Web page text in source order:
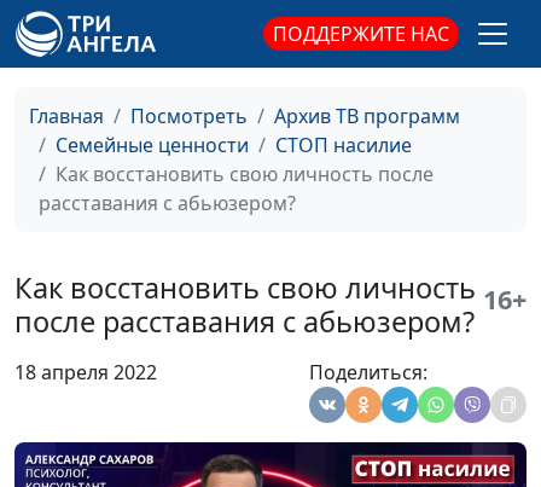
ПОДДЕРЖИТЕ НАС
Главная Посмотреть
Архив ТВ программ
Семейные ценности
СТОП насилие
Как восстановить свою личность после
расставания с абьюзером?
Как восстановить свою личность
после расставания с абьюзером?
16+
18 апреля 2022 Поделиться:
консультант по семейным
взаимоотношениям
после
травмирующих
отношений?
священнослужитель,
консультант по семейным
взаимоотношениям
принципам
консультант по семейным
взаимоотношениям
10 признаков
Александр Сахаров,
священнослужитель,
консультант по семейным
взаимоотношениям